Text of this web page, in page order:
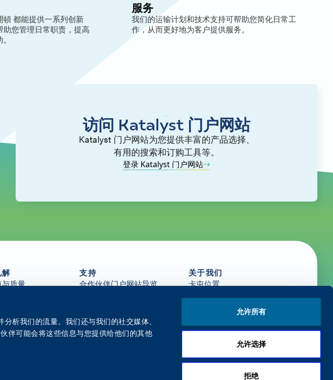
析我们的流量。我们还与我们的社交媒体、
伴可能会将这些信息与您提供给他们的其他
允许所有
允许选择
拒绝
都能提供一系列创新
您管理日常职责，提高
服务
我们的运输计划和技术支持可帮助您简化日常工
作，从而更好地为客户提供服务。
访问 Katalyst 门户网站
Katalyst 门户网站为您提供丰富的产品选择、
有用的搜索和订购工具等。
登录 Katalyst 门户网站
质量
支持
合作伙伴门户网站导览
联系我们
关于我们
卡屯位置